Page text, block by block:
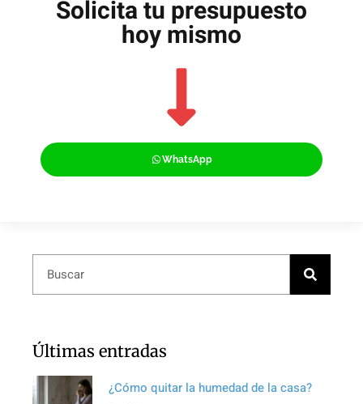
Solicita tu presupuesto
hoy mismo
WhatsApp
Últimas entradas
¿Cómo quitar la humedad de la casa?